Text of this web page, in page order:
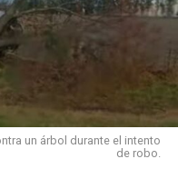
un árbol durante el intento
de robo.